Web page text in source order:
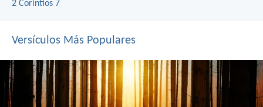
2 Corintios 7
Versículos Más Populares